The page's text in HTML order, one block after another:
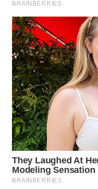
KOPEKLIN
PORTAL
KONSUMEN
FORWAMKI
ALPERKLINAS
FORJASIDA
TAMBANG